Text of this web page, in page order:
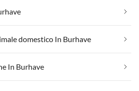
domestico In Burhave
In Burhave